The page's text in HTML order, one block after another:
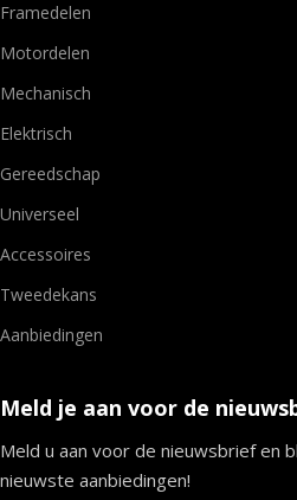
Framedelen
Motordelen
Mechanisch
Elektrisch
Gereedschap
Universeel
Accessoires
Tweedekans
Aanbiedingen
Meld je aan voor de
Meld u aan voor de nieuwsbrief en
nieuwste aanbiedingen!